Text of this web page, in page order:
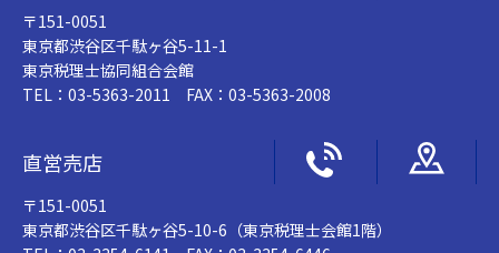
〒151-0051
東京都渋谷区千駄ヶ谷5-11-1
東京税理士協同組合会館
TEL：03-5363-2011 FAX：03-5363-2008
直営売店
〒151-0051
東京都渋谷区千駄ヶ谷5-10-6（東京税理士会館1階）